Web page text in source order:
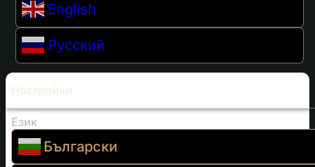
English
Русский
Настройки
Език
Български